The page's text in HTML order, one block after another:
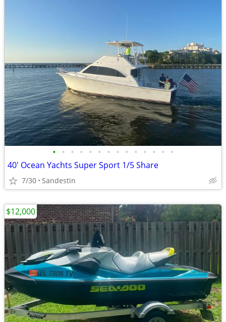
• • • • • • • • • • • • • •
40' Ocean Yachts Super Sport 1/5 Share
7/30 Sandestin
$12,000